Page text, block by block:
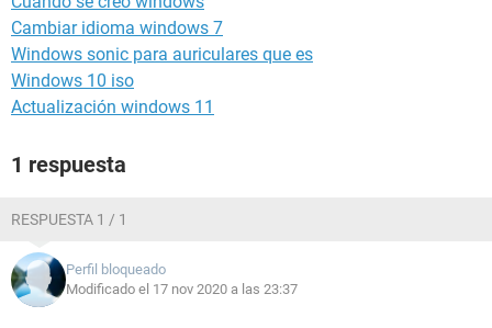
Cambiar idioma windows 7
Windows sonic para auriculares que es
Windows 10 iso
Actualización windows 11
1 respuesta
RESPUESTA 1 / 1
Perfil bloqueado
Modificado el 17 nov 2020 a las 23:37